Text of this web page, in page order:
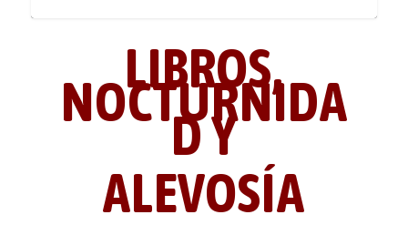
LIBROS,
NOCTURNIDA
D Y
ALEVOSÍA